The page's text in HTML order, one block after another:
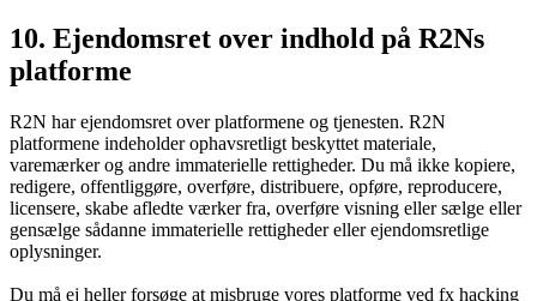
10. Ejendomsret over indhold på R2Ns
platforme
R2N har ejendomsret over platformene og tjenesten. R2N
platformene indeholder ophavsretligt beskyttet materiale,
varemærker og andre immaterielle rettigheder. Du må ikke kopiere,
redigere, offentliggøre, overføre, distribuere, opføre, reproducere,
licensere, skabe afledte værker fra, overføre visning eller sælge eller
gensælge sådanne immaterielle rettigheder eller ejendomsretlige
oplysninger.
Du må ej heller forsøge at misbruge vores platforme ved fx hacking